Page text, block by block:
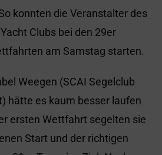
konnten die Veranstalter des
Clubs bei den 29er
am Samstag starten.
Weegen (SCAI Segelclub
hätte es kaum besser laufen
ersten Wettfahrt segelten sie
Start und der richtigen